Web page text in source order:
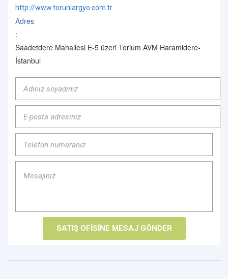
http://www.torunlargyo.com.tr
Adres
:
Saadetdere Mahallesi E-5 üzeri Torium AVM Haramidere-
İstanbul